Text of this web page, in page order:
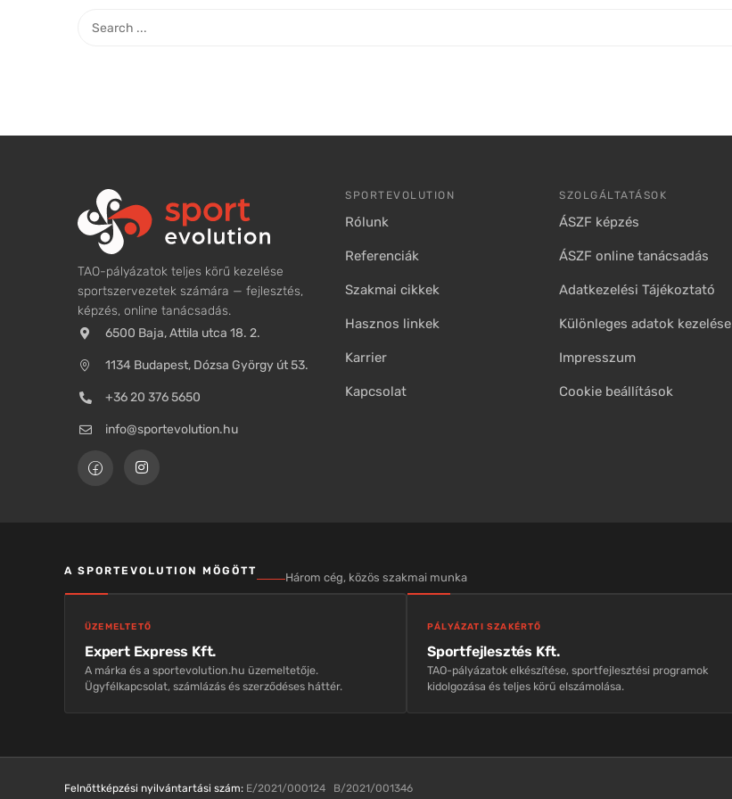
TAO-pályázatok teljes körű kezelése
sportszervezetek számára — fejlesztés,
képzés, online tanácsadás.
6500 Baja, Attila utca 18. 2.
1134 Budapest, Dózsa György út 53.
+36 20 376 5650
info@sportevolution.hu
SPORTEVOLUTION
Rólunk
Referenciák
Szakmai cikkek
Hasznos linkek
Karrier
Kapcsolat
SZOLGÁLTATÁSOK
ÁSZF képzés
ÁSZF online tanácsadás
Adatkezelési Tájékoztató
Különleges adatok kezelése
Impresszum
Cookie beállítások
A SPORTEVOLUTION MÖGÖTT Három cég, közös szakmai munka
ÜZEMELTETŐ
Expert Express Kft.
A márka és a sportevolution.hu üzemeltetője.
Ügyfélkapcsolat, számlázás és szerződéses háttér.
PÁLYÁZATI SZAKÉRTŐ
Sportfejlesztés Kft.
TAO-pályázatok elkészítése, sportfejlesztési programok
kidolgozása és teljes körű elszámolása.
Felnőttképzési nyilvántartási szám: E/2021/000124 B/2021/001346